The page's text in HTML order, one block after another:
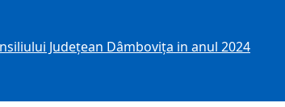
Județean Dâmbovița in anul 2024